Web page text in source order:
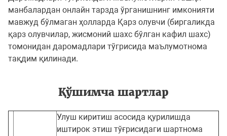
манбалардан онлайн тарзда ўрганишнинг имконияти
мавжуд бўлмаган ҳолларда Қарз олувчи (биргаликда
қарз олувчилар, жисмоний шахс бўлган кафил шахс)
томонидан даромадлари тўгрисида маълумотнома
тақдим қилинади.
Қўшимча шартлар
Улуш киритиш асосида қурилишда
иштирок этиш тўғрисидаги шартнома